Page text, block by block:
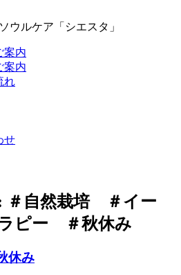
ウルケア「シエスタ」
案内
案内
れ
せ
＃自然栽培 ＃イー
ピー ＃秋休み
休み